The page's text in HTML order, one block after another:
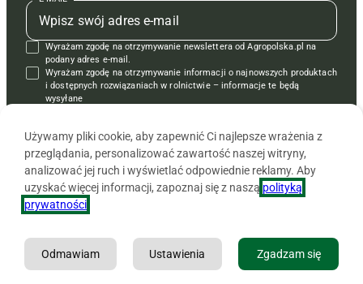
Regulamin
Polityka prywatności
Kontakt
Reklama
Kontakt
Krzyżówki
Regulamin
Wyrażam zgodę na otrzymywanie newslettera od Agropolska.pl na
podany adres e-mail.
Wyrażam zgodę na otrzymywanie informacji o najnowszych produktach
i dostępnych rozwiązaniach w rolnictwie – informacje te będą
wysyłane
Copyright © 2026 Agencja Promocji Rolnictwa i Agrobiznesu APRA
Używamy pliki cookie, aby zapewnić Ci najlepsze wrażenia z
przeglądania, personalizować zawartość naszej witryny,
analizować jej ruch i wyświetlać odpowiednie reklamy. Aby
uzyskać więcej informacji, zapoznaj się z naszą polityką
prywatności
Zgadzam się
Ustawienia
Odmawiam